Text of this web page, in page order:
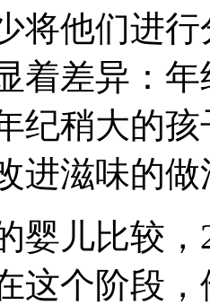
将他们进
着差异：
纪稍大的
进滋味的
儿比较，
这个阶段